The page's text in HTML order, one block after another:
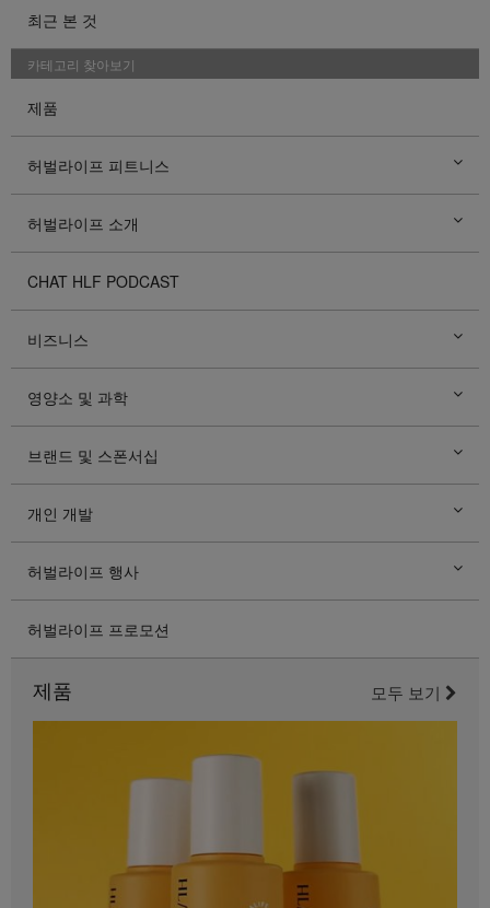
최근 본 것
카테고리 찾아보기
제품
허벌라이프 피트니스
허벌라이프 소개
CHAT HLF PODCAST
비즈니스
영양소 및 과학
브랜드 및 스폰서십
개인 개발
허벌라이프 행사
허벌라이프 프로모션
제품 모두 보기